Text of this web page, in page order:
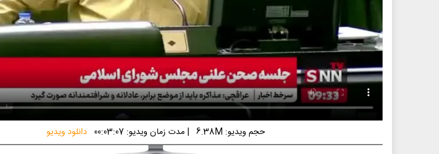
حجم ویدیو: 6.38M |مدت زمان ویدیو: 00:03:07 دانلود ویدیو